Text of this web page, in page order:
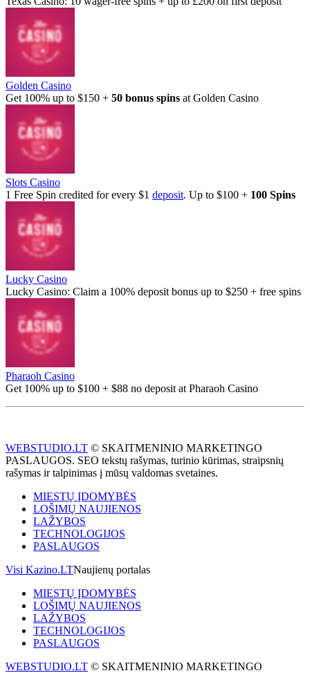
Golden Casino
Get 100% up to $150 + 50 bonus spins at Golden Casino
Slots Casino
1 Free Spin credited for every $1 deposit. Up to $100 + 100 Spins
Lucky Casino
Lucky Casino: Claim a 100% deposit bonus up to $250 + free spins
Pharaoh Casino
Get 100% up to $100 + $88 no deposit at Pharaoh Casino
WEBSTUDIO.LT © SKAITMENINIO MARKETINGO
PASLAUGOS. SEO tekstų rašymas, turinio kūrimas, straipsnių
rašymas ir talpinimas į mūsų valdomas svetaines.
MIESTŲ ĮDOMYBĖS
LOŠIMŲ NAUJIENOS
LAŽYBOS
TECHNOLOGIJOS
PASLAUGOS
Visi Kazino.LTNaujienų portalas
MIESTŲ ĮDOMYBĖS
LOŠIMŲ NAUJIENOS
LAŽYBOS
TECHNOLOGIJOS
PASLAUGOS
WEBSTUDIO.LT © SKAITMENINIO MARKETINGO